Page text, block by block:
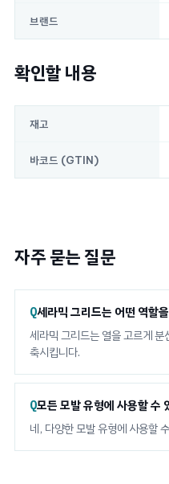
브랜드
확인할 내용
재고
바코드 (GTIN)
자주 묻는 질문
세라믹 그리드는 어떤 역할
세라믹 그리드는 열을 고르게
축시킵니다.
모든 모발 유형에 사용할 수
네, 다양한 모발 유형에 사용할